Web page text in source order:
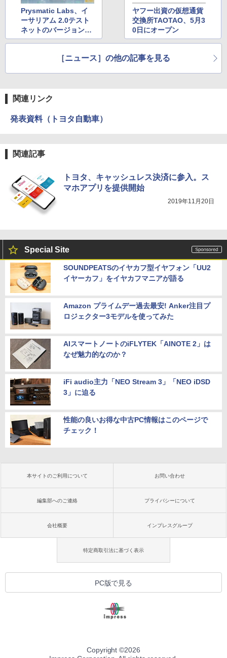
Prysmatic Labs、イ
ーサリアム 2.0テスト
ネットのバージョンア
ップを実施
ヤフー出資の仮想通貨
交換所TAOTAO、5月3
0日にオープン
［ニュース］の他の記事を見る
関連リンク
発表資料（トヨタ自動車）
関連記事
トヨタ、キャッシュレス決済に参入。ス
マホアプリを提供開始
2019年11月20日
Special Site
SOUNDPEATSのイヤカフ型イヤフォン「UU2
イヤーカフ」をイヤカフマニアが語る
Amazon プライムデー過去最安! Anker注目プ
ロジェクター3モデルを使ってみた
AIスマートノートのiFLYTEK「AINOTE 2」は
なぜ魅力的なのか？
iFi audio主力「NEO Stream 3」「NEO iDSD
3」に迫る
性能の良いお得な中古PC情報はこのページで
チェック！
本サイトのご利用について お問い合わせ
編集部へのご連絡 プライバシーについて
会社概要 インプレスグループ
特定商取引法に基づく表示
PC版で見る
Copyright ©2026